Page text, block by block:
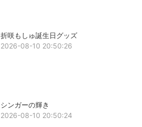
折咲もしゅ誕生日グッズ
2026-08-10 20:50:26
シンガーの輝き
2026-08-10 20:50:24